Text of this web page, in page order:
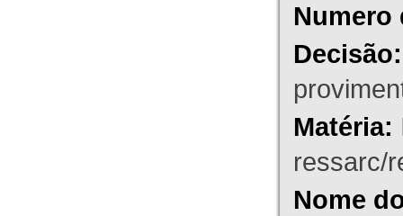
Numero
Decisão:
Matéria:
ressarc/
Nome